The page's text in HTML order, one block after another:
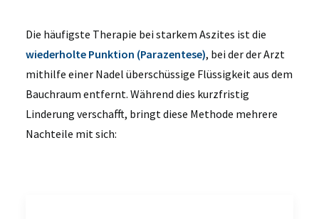
Die häufigste Therapie bei starkem Aszites ist die
wiederholte Punktion (Parazentese), bei der der Arzt
mithilfe einer Nadel überschüssige Flüssigkeit aus dem
Bauchraum entfernt. Während dies kurzfristig
Linderung verschafft, bringt diese Methode mehrere
Nachteile mit sich: